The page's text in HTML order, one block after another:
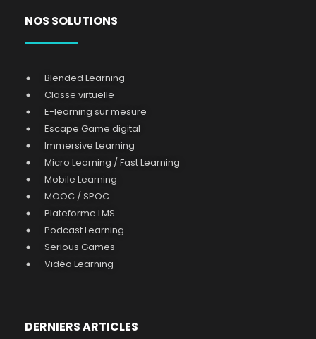
NOS SOLUTIONS
Blended Learning
Classe virtuelle
E-learning sur mesure
Escape Game digital
Immersive Learning
Micro Learning / Fast Learning
Mobile Learning
MOOC / SPOC
Plateforme LMS
Podcast Learning
Serious Games
Vidéo Learning
DERNIERS ARTICLES